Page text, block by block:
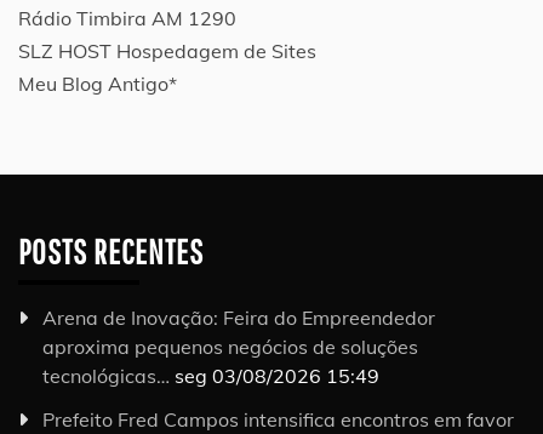
Rádio Timbira AM 1290
SLZ HOST Hospedagem de Sites
Meu Blog Antigo*
POSTS RECENTES
Arena de Inovação: Feira do Empreendedor
aproxima pequenos negócios de soluções
tecnológicas… seg 03/08/2026 15:49
Prefeito Fred Campos intensifica encontros em favor